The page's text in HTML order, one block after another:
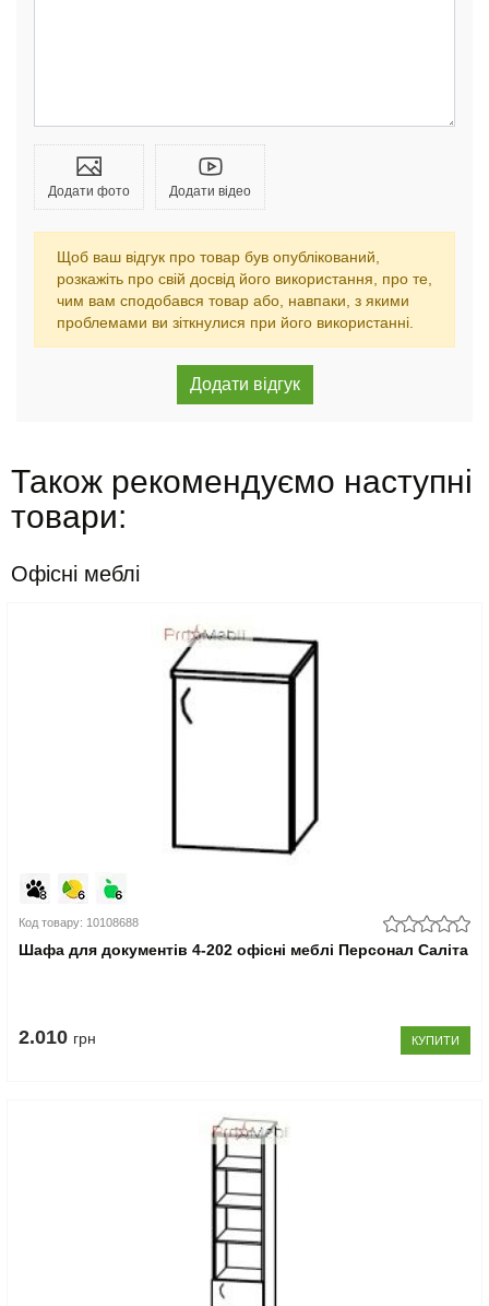
Додати фото Додати відео
Щоб ваш відгук про товар був опублікований,
розкажіть про свій досвід його використання, про те,
чим вам сподобався товар або, навпаки, з якими
проблемами ви зіткнулися при його використанні.
Також рекомендуємо наступні
товари:
Офісні меблі
Код товару: 10108688
Шафа для документів 4-202 офісні меблі Персонал Саліта
2.010 грн КУПИТИ